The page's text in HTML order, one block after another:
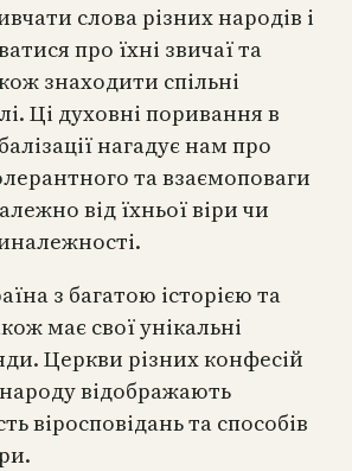
слова різних народів і
про їхні звичаї та
знаходити спільні
Ці духовні поривання в
нагадує нам про
та взаємоповаги
від їхньої віри чи
з багатою історією та
має свої унікальні
Церкви різних конфесій
відображають
віросповідань та способів